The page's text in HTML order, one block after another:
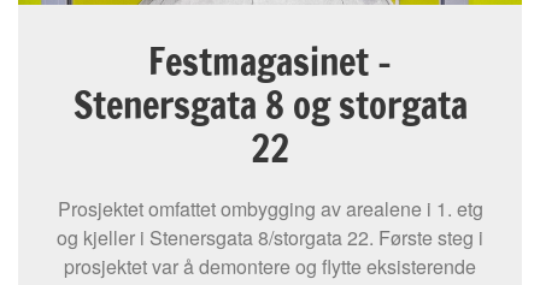
Festmagasinet -
Stenersgata 8 og storgata
22
Prosjektet omfattet ombygging av arealene i 1. etg
og kjeller i Stenersgata 8/storgata 22. Første steg i
prosjektet var å demontere og flytte eksisterende